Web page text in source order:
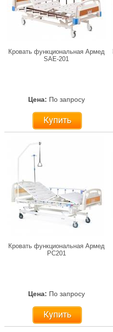
Кровать функциональная Армед
SAE-201
Цена: По запросу
Купить
Кровать функциональная Армед
РС201
Цена: По запросу
Купить